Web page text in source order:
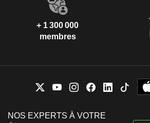
+ 1 300 000
membres
NOS EXPERTS À VOTRE